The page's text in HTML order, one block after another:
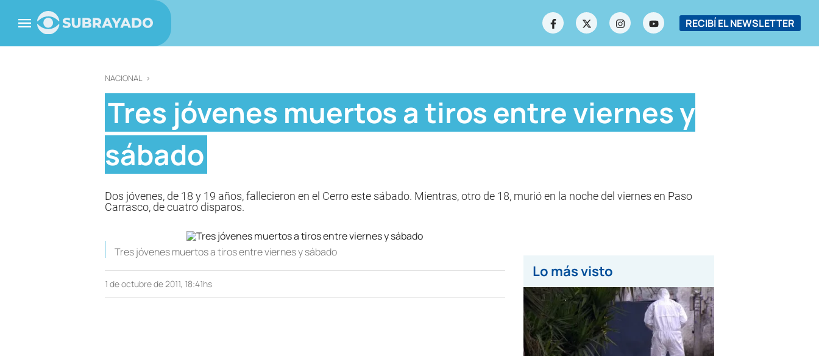
RECIBÍ EL NEWSLETTER
NACIONAL >
Tres jóvenes muertos a tiros entre viernes y
sábado
Dos jóvenes, de 18 y 19 años, fallecieron en el Cerro este sábado. Mientras, otro de 18, murió en la noche del viernes en Paso
Carrasco, de cuatro disparos.
Tres jóvenes muertos a tiros entre viernes y sábado
1 de octubre de 2011, 18:41hs
Lo más visto